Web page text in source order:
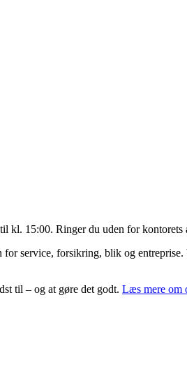
kl. 15:00. Ringer du uden for
service, forsikring, blik og
til – og at gøre det godt. Læs mere om